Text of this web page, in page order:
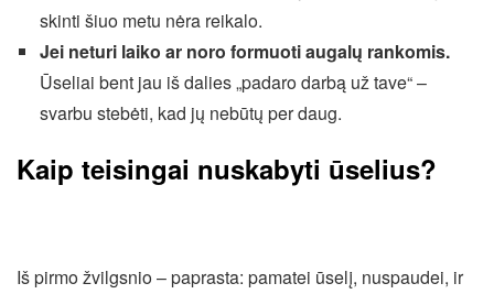
skinti šiuo metu nėra reikalo.
Jei neturi laiko ar noro formuoti augalų rankomis.
Ūseliai bent jau iš dalies „padaro darbą už tave“ –
svarbu stebėti, kad jų nebūtų per daug.
Kaip teisingai nuskabyti ūselius?
Iš pirmo žvilgsnio – paprasta: pamatei ūselį, nuspaudei, ir